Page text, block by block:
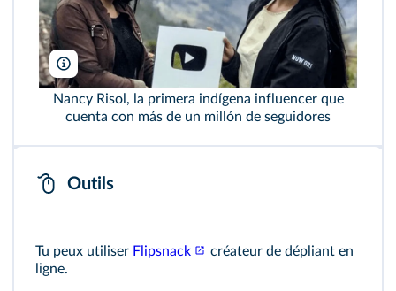
Nancy Risol
Nancy Risol, la primera indígena influencer que
cuenta con más de un millón de seguidores
Outils
Tu peux utiliser Flipsnack
créateur de dépliant en
ligne.